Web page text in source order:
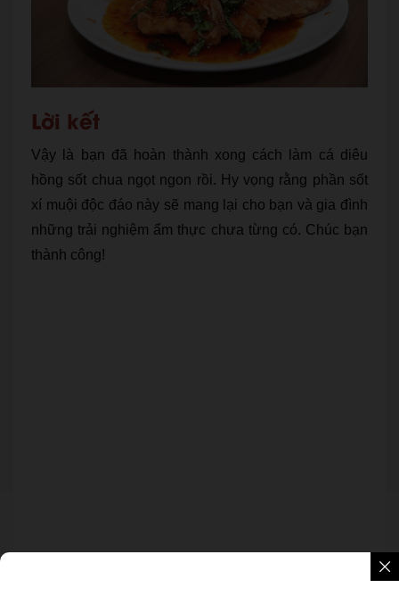
Lời kết
Vậy là bạn đã hoàn thành xong cách làm cá diêu
hồng sốt chua ngọt ngon rồi. Hy vọng rằng phần sốt
xí muội độc đáo này sẽ mang lại cho bạn và gia đình
những trải nghiệm ẩm thực chưa từng có. Chúc bạn
thành công!